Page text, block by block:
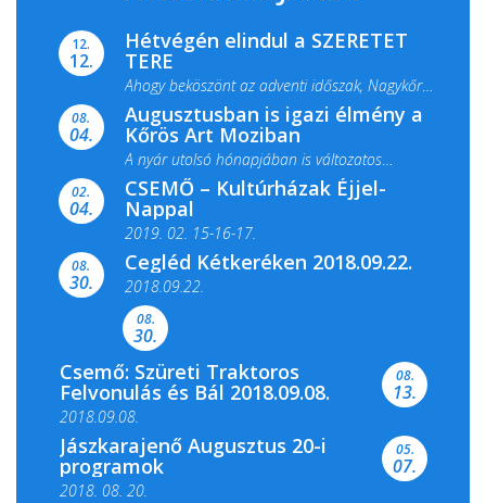
12.
12.
Hétvégén elindul a SZERETET
TERE
Ahogy beköszönt az adventi időszak, Nagykőrös
ismét megtelik ünnepi fénnyel és közös...
08.
04.
Augusztusban is igazi élmény a
Kőrös Art Moziban
A nyár utolsó hónapjában is változatos
filmkínálattal, családi...
02.
04.
CSEMŐ – Kultúrházak Éjjel-
Nappal
2019. 02. 15-16-17.
Színes és tartalmas programokkal várja a
Csemői Községi Könyvtár és...
08.
30.
Cegléd Kétkeréken 2018.09.22.
2018.09.22.
08.
30.
Csemő: Szüreti Traktoros
Felvonulás és Bál 2018.09.08.
2018.09.08.
08.
13.
Jászkarajenő Augusztus 20-i
programok
2018. 08. 20.
05.
07.